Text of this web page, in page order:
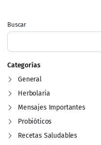
Buscar
Categorías
General
Herbolaria
Mensajes Importantes
Probióticos
Recetas Saludables